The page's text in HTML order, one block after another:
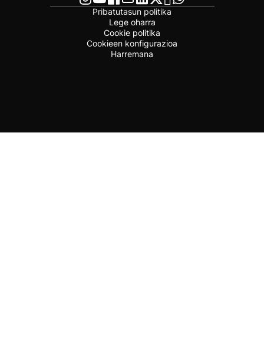
Pribatutasun politika
Lege oharra
Cookie politika
Cookieen konfigurazioa
Harremana